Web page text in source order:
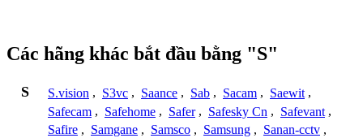
Các hãng khác bắt đầu bằng "S"
S S.vision , S3vc , Saance , Sab , Sacam , Saewit ,
Safecam , Safehome , Safer , Safesky Cn , Safevant ,
Safire , Samgane , Samsco , Samsung , Sanan-cctv ,